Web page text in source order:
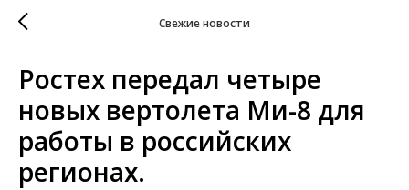
Свежие новости
Ростех передал четыре
новых вертолета Ми-8 для
работы в российских
регионах.